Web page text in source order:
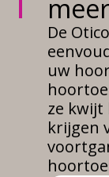
meer
De
uw
ze
krijgen